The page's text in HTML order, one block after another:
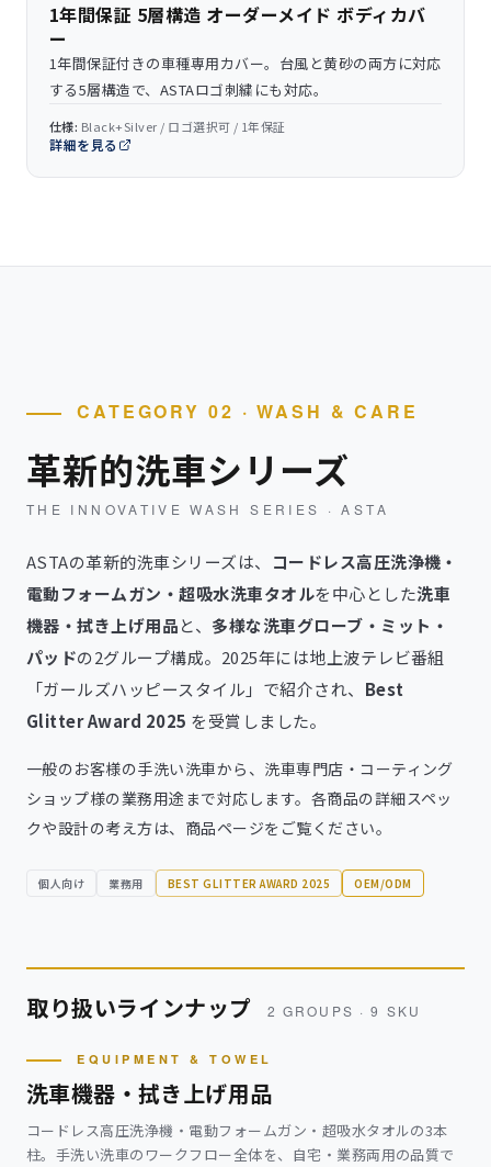
1年間保証 5層構造 オーダーメイド ボディカバ
ー
1年間保証付きの車種専用カバー。台風と黄砂の両方に対応
する5層構造で、ASTAロゴ刺繍にも対応。
仕様: Black+Silver / ロゴ選択可 / 1年保証
詳細を見る
CATEGORY 02 · WASH & CARE
革新的洗車シリーズ
THE INNOVATIVE WASH SERIES · ASTA
ASTAの革新的洗車シリーズは、
コードレス高圧洗浄機・
電動フォームガン・超吸水洗車タオルを中心とした洗車
機器・拭き上げ用品と、 多様な洗車グローブ・ミット・
パッドの2グループ構成。2025年には地上波テレビ番組
「ガールズハッピースタイル」で紹介され、 Best
Glitter Award 2025 を受賞しました。
一般のお客様の手洗い洗車から、洗車専門店・コーティング
ショップ様の業務用途まで対応します。各商品の詳細スペッ
クや設計の考え方は、商品ページをご覧ください。
個人向け 業務用 BEST GLITTER AWARD 2025 OEM/ODM
取り扱いラインナップ 2 GROUPS · 9 SKU
EQUIPMENT & TOWEL
洗車機器・拭き上げ用品
コードレス高圧洗浄機・電動フォームガン・超吸水タオルの3本
柱。手洗い洗車のワークフロー全体を、自宅・業務両用の品質で